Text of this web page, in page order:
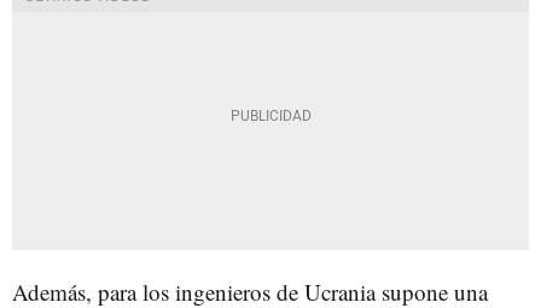
Además, para los ingenieros de Ucrania supone una